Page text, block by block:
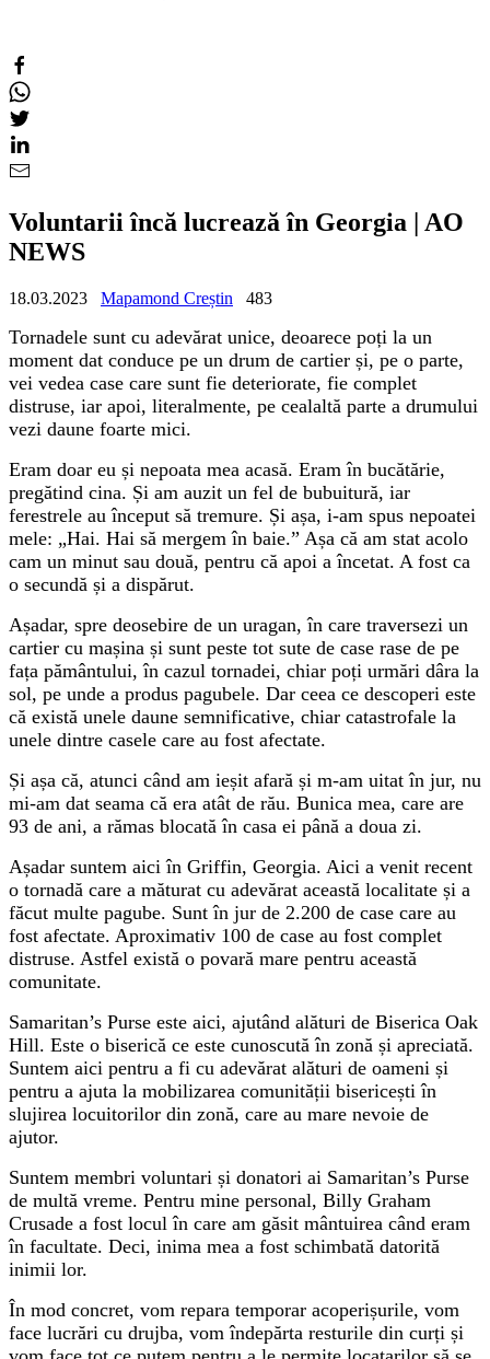
Voluntarii încă lucrează în Georgia | AO
NEWS
18.03.2023 Mapamond Creștin 483
Tornadele sunt cu adevărat unice, deoarece poți la un
moment dat conduce pe un drum de cartier și, pe o parte,
vei vedea case care sunt fie deteriorate, fie complet
distruse, iar apoi, literalmente, pe cealaltă parte a drumului
vezi daune foarte mici.
Eram doar eu și nepoata mea acasă. Eram în bucătărie,
pregătind cina. Și am auzit un fel de bubuitură, iar
ferestrele au început să tremure. Și așa, i-am spus nepoatei
mele: „Hai. Hai să mergem în baie.” Așa că am stat acolo
cam un minut sau două, pentru că apoi a încetat. A fost ca
o secundă și a dispărut.
Așadar, spre deosebire de un uragan, în care traversezi un
cartier cu mașina și sunt peste tot sute de case rase de pe
fața pământului, în cazul tornadei, chiar poți urmări dâra la
sol, pe unde a produs pagubele. Dar ceea ce descoperi este
că există unele daune semnificative, chiar catastrofale la
unele dintre casele care au fost afectate.
Și așa că, atunci când am ieșit afară și m-am uitat în jur, nu
mi-am dat seama că era atât de rău. Bunica mea, care are
93 de ani, a rămas blocată în casa ei până a doua zi.
Așadar suntem aici în Griffin, Georgia. Aici a venit recent
o tornadă care a măturat cu adevărat această localitate și a
făcut multe pagube. Sunt în jur de 2.200 de case care au
fost afectate. Aproximativ 100 de case au fost complet
distruse. Astfel există o povară mare pentru această
comunitate.
Samaritan’s Purse este aici, ajutând alături de Biserica Oak
Hill. Este o biserică ce este cunoscută în zonă și apreciată.
Suntem aici pentru a fi cu adevărat alături de oameni și
pentru a ajuta la mobilizarea comunității bisericești în
slujirea locuitorilor din zonă, care au mare nevoie de
ajutor.
Suntem membri voluntari și donatori ai Samaritan’s Purse
de multă vreme. Pentru mine personal, Billy Graham
Crusade a fost locul în care am găsit mântuirea când eram
în facultate. Deci, inima mea a fost schimbată datorită
inimii lor.
În mod concret, vom repara temporar acoperișurile, vom
face lucrări cu drujba, vom îndepărta resturile din curți și